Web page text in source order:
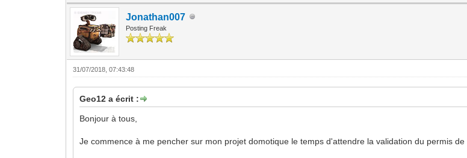
Jonathan007
Posting Freak
31/07/2018, 07:43:48
Geo12 a écrit :
Bonjour à tous,
Je commence à me pencher sur mon projet domotique le temps d'attendre la validation du permis de